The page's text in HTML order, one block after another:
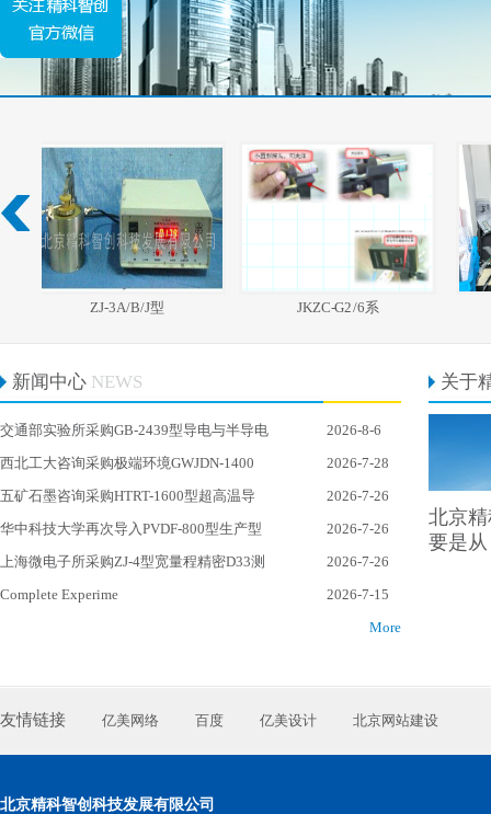
ZJ-3A/B/J型 JKZC-G2/6系
新闻中心 NEWS
交通部实验所采购GB-2439型导电与半导电
2026-8-6
西北工大咨询采购极端环境GWJDN-1400
2026-7-28
五矿石墨咨询采购HTRT-1600型超高温导
2026-7-26
华中科技大学再次导入PVDF-800型生产型
2026-7-26
上海微电子所采购ZJ-4型宽量程精密D33测
2026-7-26
Complete Experime
2026-7-15
More
关于
北京
要是从
友情链接 亿美网络 百度 亿美设计 北京网站建设
北京精科智创科技发展有限公司